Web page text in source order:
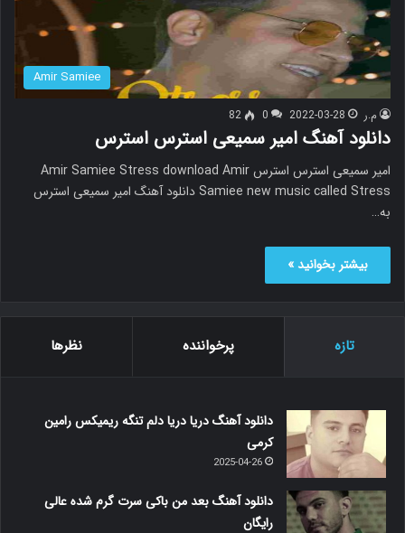
Amir Samiee
م.ر 2022-03-28
0
82
دانلود آهنگ امیر سمیعی استرس استرس
امیر سمیعی استرس استرس Amir Samiee Stress download Amir
Samiee new music called Stress دانلود آهنگ امیر سمیعی استرس
به…
بیشتر بخوانید »
تازه پرخواننده نظرها
دانلود آهنگ دریا دریا دلم تنگه ریمیکس رامین
کرمی
2025-04-26
دانلود آهنگ بعد من باکی سرت گرم شده عالی
رایگان